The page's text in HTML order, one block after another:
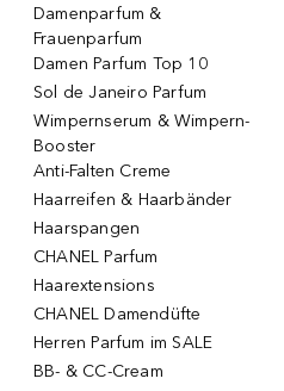
Damenparfum &
Frauenparfum
Damen Parfum Top 10
Sol de Janeiro Parfum
Wimpernserum & Wimpern-
Booster
Anti-Falten Creme
Haarreifen & Haarbänder
Haarspangen
CHANEL Parfum
Haarextensions
CHANEL Damendüfte
Herren Parfum im SALE
BB- & CC-Cream